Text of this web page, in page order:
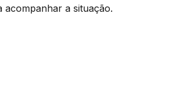
acompanhar a situação.